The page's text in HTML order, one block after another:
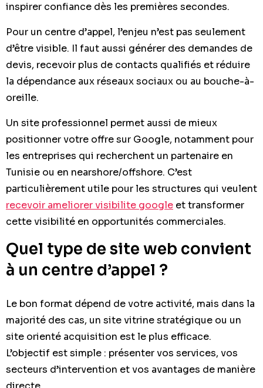
inspirer confiance dès les premières secondes.
Pour un centre d’appel, l’enjeu n’est pas seulement
d’être visible. Il faut aussi générer des demandes de
devis, recevoir plus de contacts qualifiés et réduire
la dépendance aux réseaux sociaux ou au bouche-à-
oreille.
Un site professionnel permet aussi de mieux
positionner votre offre sur Google, notamment pour
les entreprises qui recherchent un partenaire en
Tunisie ou en nearshore/offshore. C’est
particulièrement utile pour les structures qui veulent
recevoir ameliorer visibilite google et transformer
cette visibilité en opportunités commerciales.
Quel type de site web convient
à un centre d’appel ?
Le bon format dépend de votre activité, mais dans la
majorité des cas, un site vitrine stratégique ou un
site orienté acquisition est le plus efficace.
L’objectif est simple : présenter vos services, vos
secteurs d’intervention et vos avantages de manière